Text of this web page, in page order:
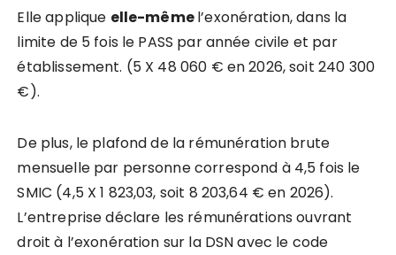
Elle applique elle-mêmel’exonération, dans la
limite de 5 fois le PASS par année civile et par
établissement. (5 X 48 060 € en 2026, soit 240 300
€).
De plus, le plafond de la rémunération brute
mensuelle par personne correspond à 4,5 fois le
SMIC (4,5 X 1 823,03, soit 8 203,64 € en 2026).
L’entreprise déclare les rémunérations ouvrant
droit à l’exonération sur la DSN avec le code